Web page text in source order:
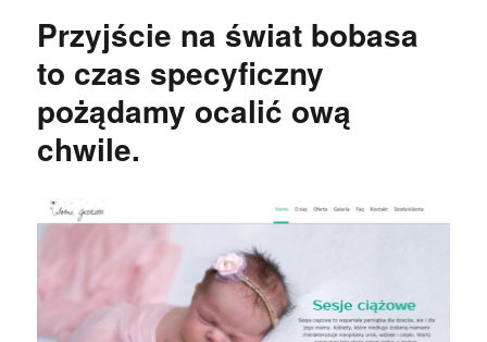
Przyjście na świat bobasa
to czas specyficzny
pożądamy ocalić ową
chwile.